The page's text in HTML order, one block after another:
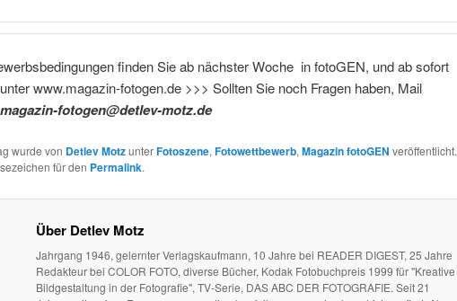
finden Sie ab nächster Woche in fotoGEN, und ab sofort
www.magazin-fotogen.de >>> Sollten Sie noch Fragen haben, Mail
magazin-fotogen@detlev-motz.de
wurde von Detlev MotzunterFotoszene, Fotowettbewerb, Magazin fotoGEN veröffentlicht.
für den Permalink.
Über Detlev Motz
Jahrgang 1946, gelernter Verlagskaufmann, 10 Jahre bei READER DIGEST, 25 Jahre
Redakteur bei COLOR FOTO, diverse Bücher, Kodak Fotobuchpreis 1999 für "Kreative
Bildgestaltung in der Fotografie", TV-Serie, DAS ABC DER FOTOGRAFIE. Seit 21